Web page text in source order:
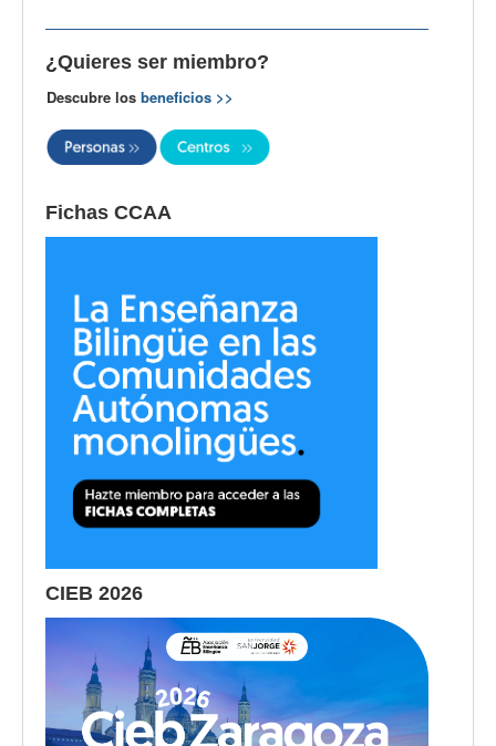
CIEB
Contacto
¿Quieres ser miembro?
Descubre los beneficios >>
Fichas CCAA
CIEB 2026